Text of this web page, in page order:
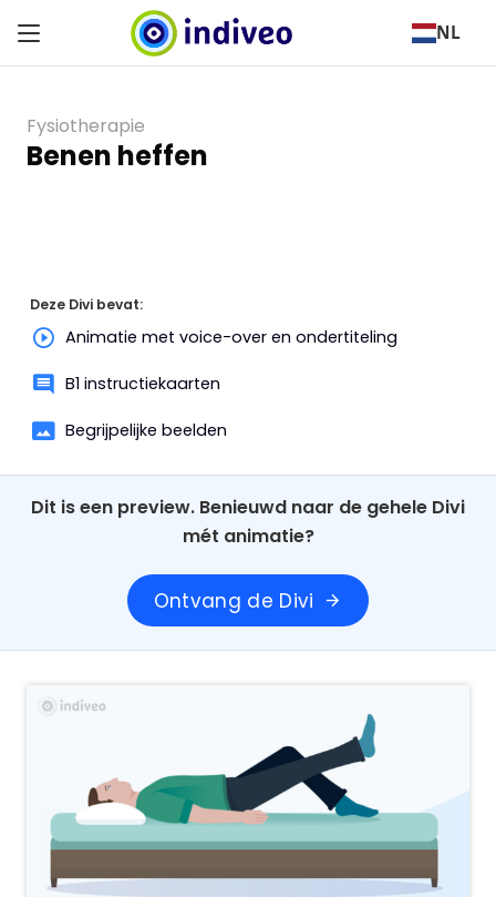
NL
Fysiotherapie
Benen heffen
Deze Divi bevat:
Animatie met voice-over en ondertiteling
B1 instructiekaarten
Begrijpelijke beelden
Dit is een preview. Benieuwd naar de gehele Divi
mét animatie?
Ontvang de Divi arrow_forward